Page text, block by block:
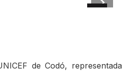
de Codó, representada